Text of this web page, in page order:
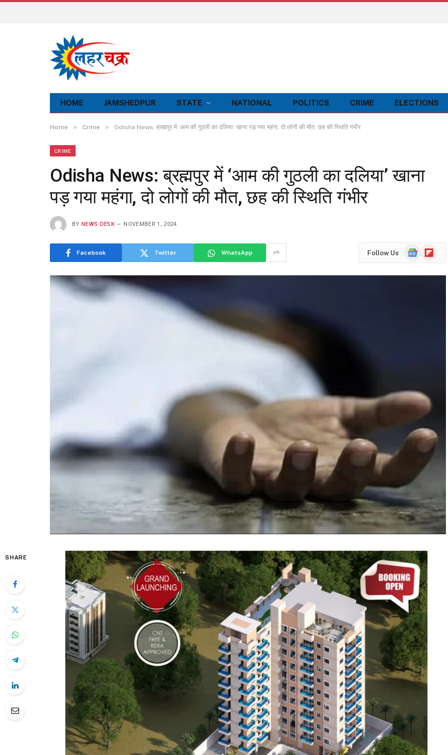
HOME JAMSHEDPUR STATE NATIONAL POLITICS CRIME ELECTIONS
Home » Crime » Odisha News: ब्रह्मपुर में ‘आम की गुठली का दलिया’ खाना पड़ गया महंगा, दो लोगों की मौत, छह की स्थिति गंभीर
CRIME
Odisha News: ब्रह्मपुर में ‘आम की गुठली का दलिया’ खाना
पड़ गया महंगा, दो लोगों की मौत, छह की स्थिति गंभीर
BY NEWS DESK NOVEMBER 1, 2024
Facebook Twitter WhatsApp Follow Us
GoogleFlipboard
SHARE